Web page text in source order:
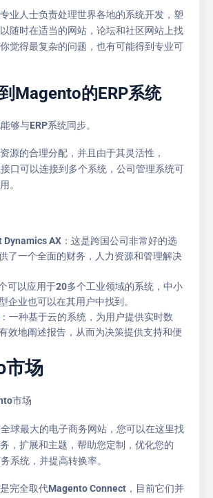
业人士负责处理世界各地的系统开发，塑
随时在适当的网站，论坛和社区网站上找
觉得最复杂的问题，也有可能得到专业可
Magento的ERP系统
够与ERP系统同步。
源的合理分配，并且由于其灵活性，
口可以连接到多个系统，公司管理系统可
。
Dynamics AX：这是跨国公司非常好的选
了一个全面的财务，人力资源和管理解决
可以应用于20多个工业领域的系统，中小
企业也可以在其用户中找到。
一种基于云的系统，为用户提供实时数
效地阐述报告，从而为决策提供支持和便
市场
球最大的电子商务网站，您可以在这里找
，扩展和主题，帮助您定制，优化您的
系统，并提高转换率。
完全取代Magento Connect，目前它们并